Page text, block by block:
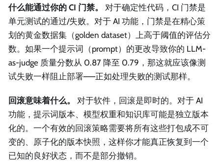
什么能通过你的 CI 门禁。
对于确定性代码，CI 门禁是
单元测试的通过/失败。对于 AI 功能，门禁是在精心策
划的黄金数据集（golden dataset）上高于阈值的评估分
数。如果一个提示词（prompt）的更改导致你的 LLM-
as-judge 质量分数从 0.87 降至 0.79，那这就应该像测
试失败一样阻止部署——正如处理失败的测试那样。
回滚意味着什么。
对于软件，回滚是即时的。对于 AI
功能，提示词版本、模型权重和知识库可能是独立版本
化的。一个有效的回滚策略需要将所有这些打包成不可
变的、原子化的版本快照，这样你才能真正恢复到一个
已知的良好状态，而不是部分撤销。